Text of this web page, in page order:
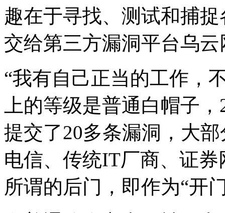
趣在于寻找、测试和捕
交给第三方漏洞平台乌云
“我有自己正当的工作，
上的等级是普通白帽子
提交了20多条漏洞，大
电信、传统IT厂商、证
所谓的后门，即作为“开